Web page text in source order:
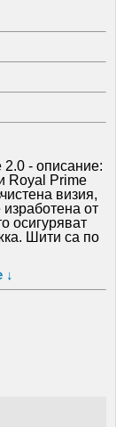
- описание:
Royal Prime
визия,
от
осигуряват
Шити са по
от
- състав:
↓